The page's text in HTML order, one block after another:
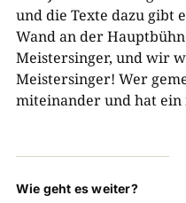
und die Texte dazu gibt
Wand an der
Meistersinger, und wir
Meistersinger! Wer
miteinander und hat
Wie geht es weiter?